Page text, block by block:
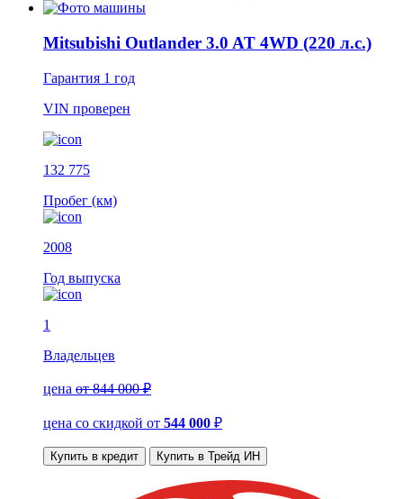
Mitsubishi Outlander 3.0 AT 4WD (220 л.с.)
Гарантия 1 год
VIN проверен
132 775
Пробег (км)
2008
Год выпуска
1
Владельцев
цена от 844 000 ₽
цена со скидкой от 544 000 ₽
Купить в кредит Купить в Трейд ИН